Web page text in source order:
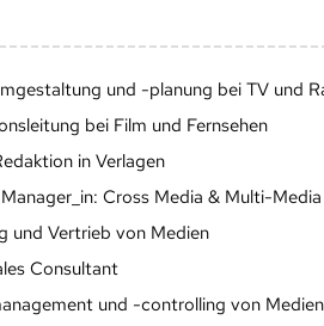
und -planung bei TV und
bei Film und Fernsehen
in Verlagen
Cross Media & Multi-Media
und Vertrieb von Medien
Consultant
und -controlling von Medien